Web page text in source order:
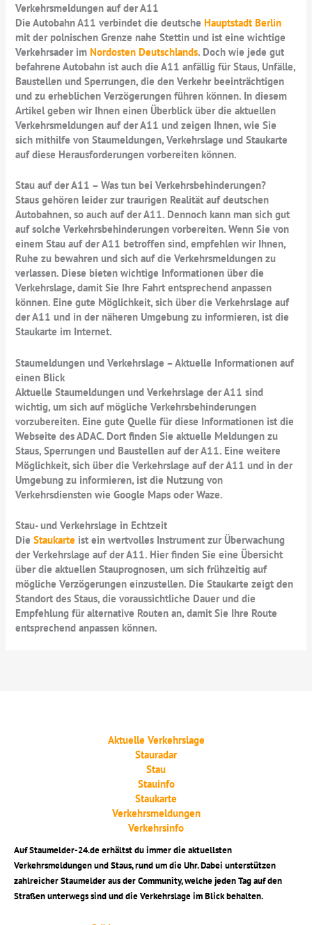
Verkehrsmeldungen auf der A11
Die Autobahn A11 verbindet die deutscheHauptstadt Berlin
mit der polnischen Grenze nahe Stettin und ist eine wichtige
Verkehrsader imNordosten Deutschlands. Doch wie jede gut
befahrene Autobahn ist auch die A11 anfällig für Staus, Unfälle,
Baustellen und Sperrungen, die den Verkehr beeinträchtigen
und zu erheblichen Verzögerungen führen können. In diesem
Artikel geben wir Ihnen einen Überblick über die aktuellen
Verkehrsmeldungen auf der A11 und zeigen Ihnen, wie Sie
sich mithilfe von Staumeldungen, Verkehrslage und Staukarte
auf diese Herausforderungen vorbereiten können.
Stau auf der A11 – Was tun bei Verkehrsbehinderungen?
Staus gehören leider zur traurigen Realität auf deutschen
Autobahnen, so auch auf der A11. Dennoch kann man sich gut
auf solche Verkehrsbehinderungen vorbereiten. Wenn Sie von
einem Stau auf der A11 betroffen sind, empfehlen wir Ihnen,
Ruhe zu bewahren und sich auf die Verkehrsmeldungen zu
verlassen. Diese bieten wichtige Informationen über die
Verkehrslage, damit Sie Ihre Fahrt entsprechend anpassen
können. Eine gute Möglichkeit, sich über die Verkehrslage auf
der A11 und in der näheren Umgebung zu informieren, ist die
Staukarte im Internet.
Staumeldungen und Verkehrslage – Aktuelle Informationen auf
einen Blick
Aktuelle Staumeldungen und Verkehrslage der A11 sind
wichtig, um sich auf mögliche Verkehrsbehinderungen
vorzubereiten. Eine gute Quelle für diese Informationen ist die
Webseite des ADAC. Dort finden Sie aktuelle Meldungen zu
Staus, Sperrungen und Baustellen auf der A11. Eine weitere
Möglichkeit, sich über die Verkehrslage auf der A11 und in der
Umgebung zu informieren, ist die Nutzung von
Verkehrsdiensten wie Google Maps oder Waze.
Stau- und Verkehrslage in Echtzeit
DieStaukarte ist ein wertvolles Instrument zur Überwachung
der Verkehrslage auf der A11. Hier finden Sie eine Übersicht
über die aktuellen Stauprognosen, um sich frühzeitig auf
mögliche Verzögerungen einzustellen. Die Staukarte zeigt den
Standort des Staus, die voraussichtliche Dauer und die
Empfehlung für alternative Routen an, damit Sie Ihre Route
entsprechend anpassen können.
Aktuelle Verkehrslage
Stauradar
Stau
Stauinfo
Staukarte
Verkehrsmeldungen
Verkehrsinfo
Auf Staumelder-24.de erhältst du immer die aktuellsten
Verkehrsmeldungen und Staus, rund um die Uhr. Dabei unterstützen
zahlreicher Staumelder aus der Community, welche jeden Tag auf den
Straßen unterwegs sind und die Verkehrslage im Blick behalten.